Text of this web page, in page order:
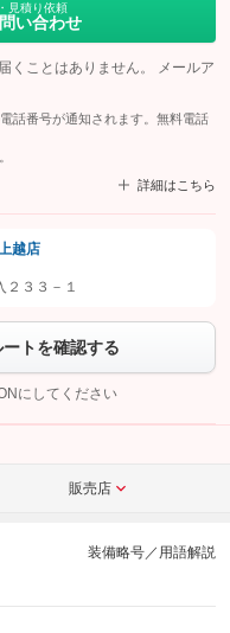
見積り依頼
い合わせ
くことはありません。 メールア
話番号が通知されます。無料電話
詳細はこちら
してから「許可する」ボタンを押
問い合わせを
越店
２３３－１
トを確認する
にしてください
販売店
装備略号／用語解説